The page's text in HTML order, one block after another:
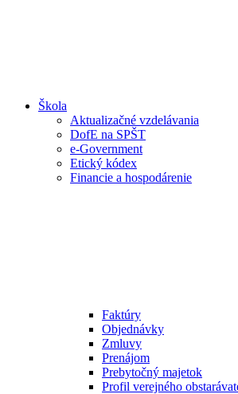
Škola
Aktualizačné vzdelávania
DofE na SPŠT
e-Government
Etický kódex
Financie a hospodárenie
Faktúry
Objednávky
Zmluvy
Prenájom
Prebytočný majetok
Profil verejného